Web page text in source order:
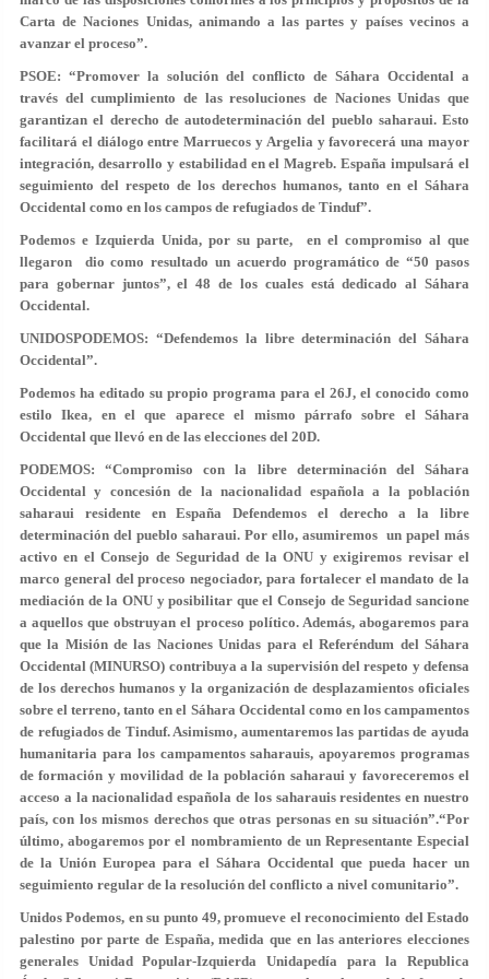
Carta de Naciones Unidas, animando a las partes y países vecinos a
avanzar el proceso”.
PSOE: “Promover la solución del conflicto de Sáhara Occidental a
través del cumplimiento de las resoluciones de Naciones Unidas que
garantizan el derecho de autodeterminación del pueblo saharaui. Esto
facilitará el diálogo entre Marruecos y Argelia y favorecerá una mayor
integración, desarrollo y estabilidad en el Magreb. España impulsará el
seguimiento del respeto de los derechos humanos, tanto en el Sáhara
Occidental como en los campos de refugiados de Tinduf”.
Podemos e Izquierda Unida, por su parte, en el compromiso al que
llegaron dio como resultado un acuerdo programático de “50 pasos
para gobernar juntos”, el 48 de los cuales está dedicado al Sáhara
Occidental.
UNIDOSPODEMOS: “Defendemos la libre determinación del Sáhara
Occidental”.
Podemos ha editado su propio programa para el 26J, el conocido como
estilo Ikea, en el que aparece el mismo párrafo sobre el Sáhara
Occidental que llevó en de las elecciones del 20D.
PODEMOS: “Compromiso con la libre determinación del Sáhara
Occidental y concesión de la nacionalidad española a la población
saharaui residente en España Defendemos el derecho a la libre
determinación del pueblo saharaui. Por ello, asumiremos un papel más
activo en el Consejo de Seguridad de la ONU y exigiremos revisar el
marco general del proceso negociador, para fortalecer el mandato de la
mediación de la ONU y posibilitar que el Consejo de Seguridad sancione
a aquellos que obstruyan el proceso político. Además, abogaremos para
que la Misión de las Naciones Unidas para el Referéndum del Sáhara
Occidental (MINURSO) contribuya a la supervisión del respeto y defensa
de los derechos humanos y la organización de desplazamientos oficiales
sobre el terreno, tanto en el Sáhara Occidental como en los campamentos
de refugiados de Tinduf. Asimismo, aumentaremos las partidas de ayuda
humanitaria para los campamentos saharauis, apoyaremos programas
de formación y movilidad de la población saharaui y favoreceremos el
acceso a la nacionalidad española de los saharauis residentes en nuestro
país, con los mismos derechos que otras personas en su situación”.“Por
último, abogaremos por el nombramiento de un Representante Especial
de la Unión Europea para el Sáhara Occidental que pueda hacer un
seguimiento regular de la resolución del conflicto a nivel comunitario”.
Unidos Podemos, en su punto 49, promueve el reconocimiento del Estado
palestino por parte de España, medida que en las anteriores elecciones
generales Unidad Popular-Izquierda Unidapedía para la Republica